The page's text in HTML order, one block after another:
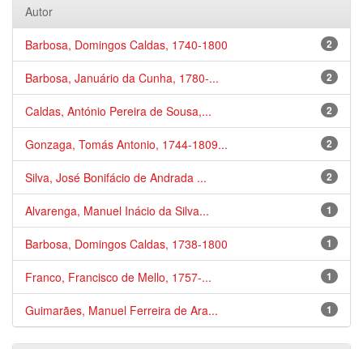
Autor
2
Barbosa, Domingos Caldas, 1740-1800
2
Barbosa, Januário da Cunha, 1780-...
2
Caldas, António Pereira de Sousa,...
2
Gonzaga, Tomás Antonio, 1744-1809...
2
Silva, José Bonifácio de Andrada ...
1
Alvarenga, Manuel Inácio da Silva...
1
Barbosa, Domingos Caldas, 1738-1800
1
Franco, Francisco de Mello, 1757-...
1
Guimarães, Manuel Ferreira de Ara...